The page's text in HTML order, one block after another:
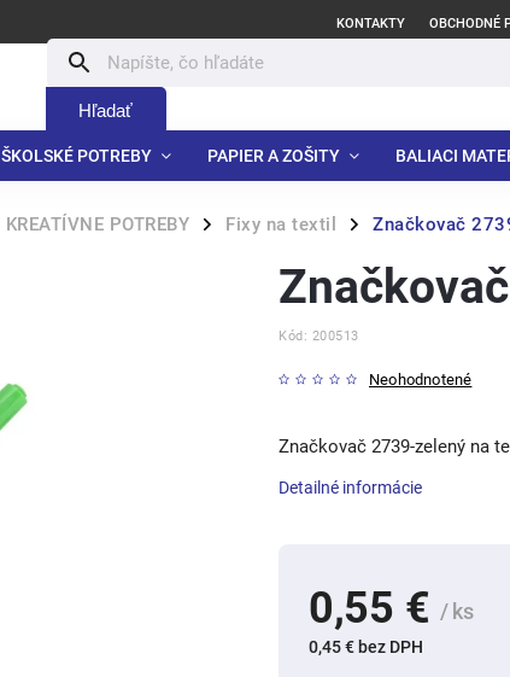
KONTAKTY OBCHODNÉ
Hľadať
ŠKOLSKÉ POTREBY PAPIER A ZOŠITY BALIACI
KREATÍVNE POTREBY / Fixy na textil / Značkovač
0,55 € / ks
0,45 € bez DPH
Kód: 200513
Neohodnotené
Značkovač 2739-zelený na
Detailné informácie